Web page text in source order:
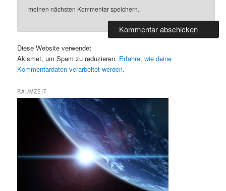
meinen nächsten Kommentar speichern.
Diese Website verwendet
Akismet, um Spam zu reduzieren. Erfahre, wie deine
Kommentardaten verarbeitet werden.
RAUMZEIT